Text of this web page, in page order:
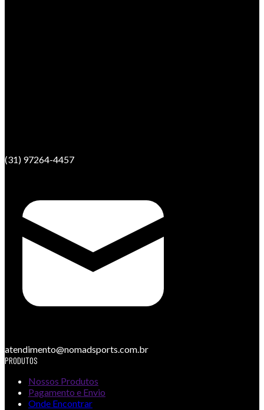
(31) 97264-4457
atendimento@nomadsports.com.br
PRODUTOS
Nossos Produtos
Pagamento e Envio
Onde Encontrar